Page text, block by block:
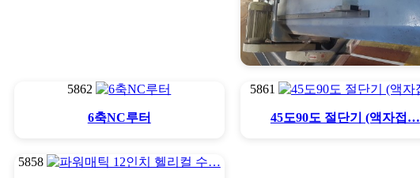
5862
6축NC루터
5861
45도90도 절단기 (액자접…
5858